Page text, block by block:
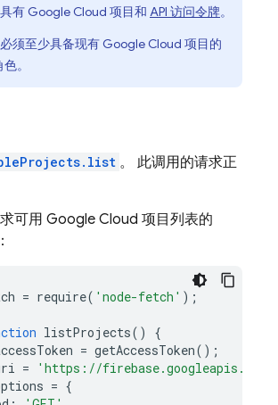
有 Google Cloud 项目和 API 访问令牌。
须至少具备现有 Google Cloud 项目的
。
。 此调用的请求正
可用 Google Cloud 项目列表的
= require( 'node-fetch' );
listProjects()
{
= getAccessToken();
=
'https://
= {